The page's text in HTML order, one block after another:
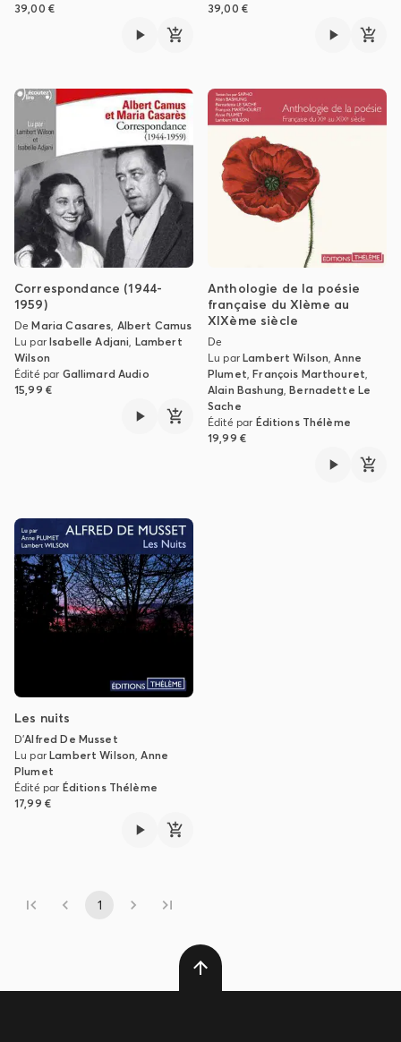
39,00 €
39,00 €
Correspondance (1944-
1959)
DeMaria Casares, Albert Camus
Lu parIsabelle Adjani, Lambert
Wilson
Édité par Gallimard Audio
15,99 €
Anthologie de la poésie
française du XIème au
XIXème siècle
De
Lu parLambert Wilson,Anne
Plumet,François Marthouret,
Alain Bashung,Bernadette Le
Sache
Édité par Éditions Thélème
19,99 €
Les nuits
D'Alfred De Musset
Lu parLambert Wilson,Anne
Plumet
Édité par Éditions Thélème
17,99 €
1